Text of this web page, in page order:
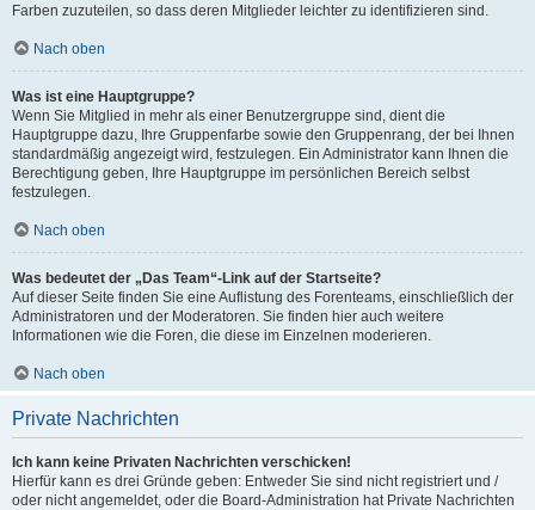
Farben zuzuteilen, so dass deren Mitglieder leichter zu identifizieren sind.
Nach oben
Was ist eine Hauptgruppe?
Wenn Sie Mitglied in mehr als einer Benutzergruppe sind, dient die
Hauptgruppe dazu, Ihre Gruppenfarbe sowie den Gruppenrang, der bei Ihnen
standardmäßig angezeigt wird, festzulegen. Ein Administrator kann Ihnen die
Berechtigung geben, Ihre Hauptgruppe im persönlichen Bereich selbst
festzulegen.
Nach oben
Was bedeutet der „Das Team“-Link auf der Startseite?
Auf dieser Seite finden Sie eine Auflistung des Forenteams, einschließlich der
Administratoren und der Moderatoren. Sie finden hier auch weitere
Informationen wie die Foren, die diese im Einzelnen moderieren.
Nach oben
Private Nachrichten
Ich kann keine Privaten Nachrichten verschicken!
Hierfür kann es drei Gründe geben: Entweder Sie sind nicht registriert und /
oder nicht angemeldet, oder die Board-Administration hat Private Nachrichten